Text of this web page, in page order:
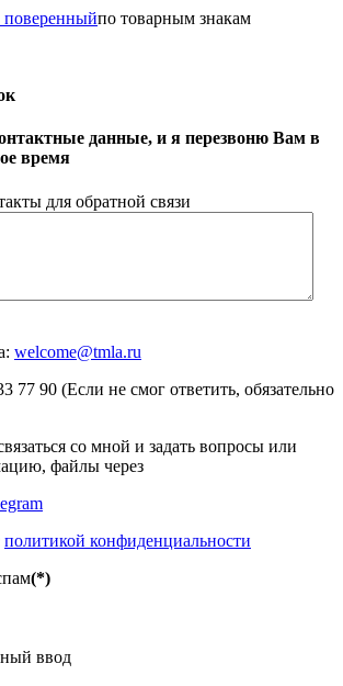
по товарным знакам
данные, и я перезвоню Вам в
время
для обратной связи
welcome@tmla.ru
77 90 (Если не смог ответить, обязательно
со мной и задать вопросы или
файлы через
политикой конфиденциальности
(*)
ввод